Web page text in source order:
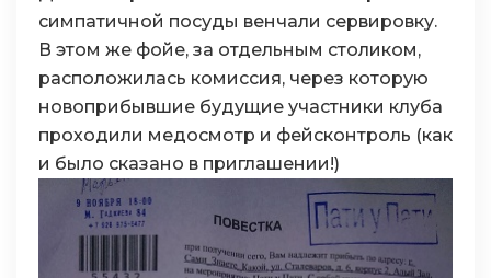
симпатичной посуды венчали сервировку.
В этом же фойе, за отдельным столиком,
расположилась комиссия, через которую
новоприбывшие будущие участники клуба
проходили медосмотр и фейсконтроль (как
и было сказано в приглашении!)